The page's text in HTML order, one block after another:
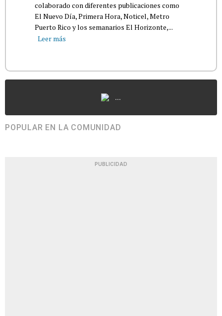
colaborado con diferentes publicaciones como
El Nuevo Día, Primera Hora, Noticel, Metro
Puerto Rico y los semanarios El Horizonte,...
Leer más
...
POPULAR EN LA COMUNIDAD
PUBLICIDAD